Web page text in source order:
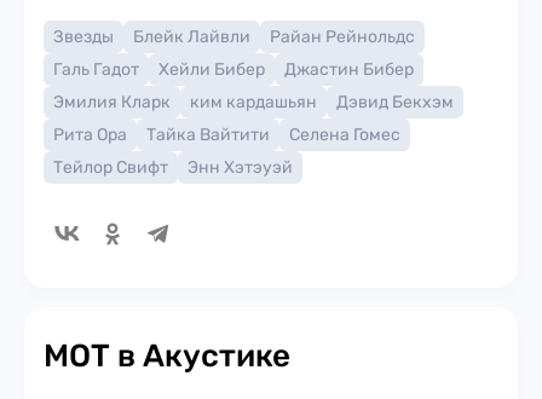
Звезды Блейк Лайвли
Райан Рейнольдс
Галь Гадот
Хейли Бибер
Джастин Бибер
Эмилия Кларк
ким кардашьян
Дэвид Бекхэм
Рита Ора
Тайка Вайтити
Селена Гомес
Тейлор Свифт
Энн Хэтэуэй
МОТ в Акустике